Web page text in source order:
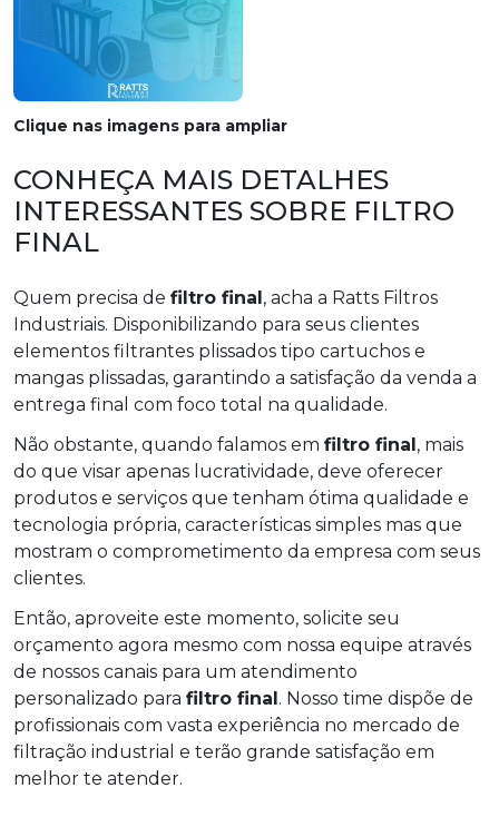
Clique nas imagens para ampliar
CONHEÇA MAIS DETALHES
INTERESSANTES SOBRE FILTRO
FINAL
Quem precisa de filtro final , acha a Ratts Filtros
Industriais. Disponibilizando para seus clientes
elementos filtrantes plissados tipo cartuchos e
mangas plissadas, garantindo a satisfação da venda a
entrega final com foco total na qualidade.
Não obstante, quando falamos em filtro final , mais
do que visar apenas lucratividade, deve oferecer
produtos e serviços que tenham ótima qualidade e
tecnologia própria, características simples mas que
mostram o comprometimento da empresa com seus
clientes.
Então, aproveite este momento, solicite seu
orçamento agora mesmo com nossa equipe através
de nossos canais para um atendimento
personalizado para filtro final . Nosso time dispõe de
profissionais com vasta experiência no mercado de
filtração industrial e terão grande satisfação em
melhor te atender.